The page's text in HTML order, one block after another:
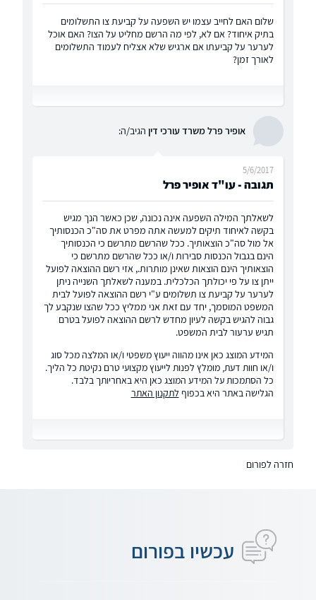
שלום האם לחייב עצמו יש השפעה על קביעת צו התשלומים
בתיק איחוד? אם לא, לפי מה הרשם מחליט על הצו? האם אוכל
לערער על קביעתו אם ארגיש שלא אצליח לעמוד התשלומים
לאורך זמן?
אופיר פרל משרד עורכי דין הגיב/ה:
תגובה - עו"ד אופיר פרל
5/6/2017
לשאלתך המילה השפעה אינה נכונה, שכן כאשר הנך מגיש
בקשה לאיחוד תיקים למעשה אתה מפרט את סה"כ הכנסותיך
אל מול סה"כ הוצאותיך. ככל שהרשם מתרשם כי הכנסותיך
הינם בגבול הכנסות סבירות ו/או ככל שהרשם מתרשם כי
הוצאותיך הינם הוצאות שאינן מותרות., אזי רשם ההוצאה לפועל
ייתן צו על פי יכולתך הכלכלית. במענה לשאלתך השנייה ניתן
לערער על קביעת צו תשלומים ע"י רשם ההוצאה לפועל לבית
המשפט המוסמך, יחד עם זאת אני ממליץ ככל שהצו שנקבע לך
גבוה להגיש בקשה לעיון מחדש לרשם ההוצאה לפועל בטרם
תגיש ערעור לבית המשפט.
המידע המוצג כאן אינו מהווה ייעוץ משפטי ו/או המלצה מכל סוג
ו/או חוות דעת, מומלץ לפנות לייעוץ מקצועי טרם נקיטת כל הליך.
כל הסתמכות על המידע המוצג כאן היא באחריותך בלבד.
הגלישה באתר היא בכפוף לתקנון האתר
חזרה לפורום
עכשיו בפורום